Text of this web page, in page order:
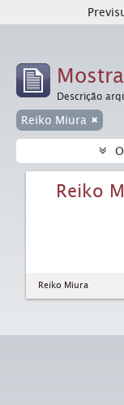
Descrição
Reiko Miura
Reiko
Reiko Miura